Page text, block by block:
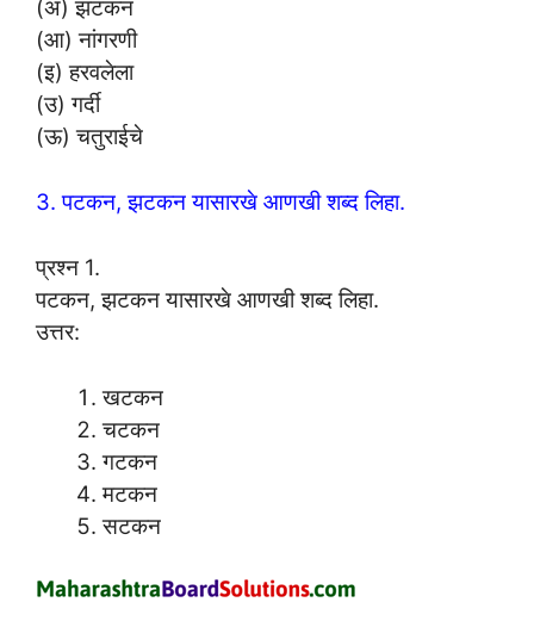
(अ) झटकन
(आ) नांगरणी
(इ) हरवलेला
(उ) गर्दी
(ऊ) चतुराईचे
3. पटकन, झटकन यासारखे आणखी शब्द लिहा.
प्रश्न 1.
पटकन, झटकन यासारखे आणखी शब्द लिहा.
उत्तर:
खटकन
चटकन
गटकन
मटकन
सटकन